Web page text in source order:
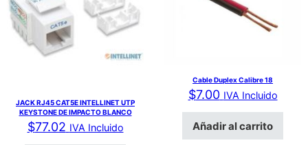
JACK RJ45 CAT5E INTELLINET UTP
KEYSTONE DE IMPACTO BLANCO
$77.02 IVA Incluido
Cable Duplex Calibre 18
$7.00 IVA Incluido
Añadir al carrito